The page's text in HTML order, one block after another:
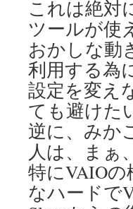
これは絶対
ツールが使
おかしな動
利用する為
設定を変え
ても避けた
逆に、みか
人は、まぁ
特にVAIO
なハードで